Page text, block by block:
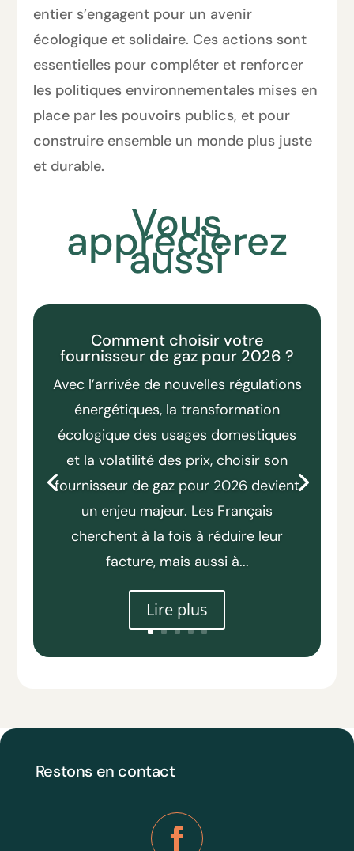
entier s’engagent pour un avenir
écologique et solidaire. Ces actions sont
essentielles pour compléter et renforcer
les politiques environnementales mises en
place par les pouvoirs publics, et pour
construire ensemble un monde plus juste
et durable.
Vous
apprécierez
aussi
Comment choisir votre
fournisseur de gaz pour 2026 ?
Avec l’arrivée de nouvelles régulations
énergétiques, la transformation
écologique des usages domestiques
et la volatilité des prix, choisir son
fournisseur de gaz pour 2026 devient
un enjeu majeur. Les Français
cherchent à la fois à réduire leur
facture, mais aussi à...
Lire plus
Restons en contact